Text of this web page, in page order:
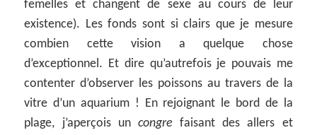
femelles et changent de sexe au cours de leur
existence). Les fonds sont si clairs que je mesure
combien cette vision a quelque chose
d’exceptionnel. Et dire qu’autrefois je pouvais me
contenter d’observer les poissons au travers de la
vitre d’un aquarium ! En rejoignant le bord de la
plage, j’aperçois un congre faisant des allers et